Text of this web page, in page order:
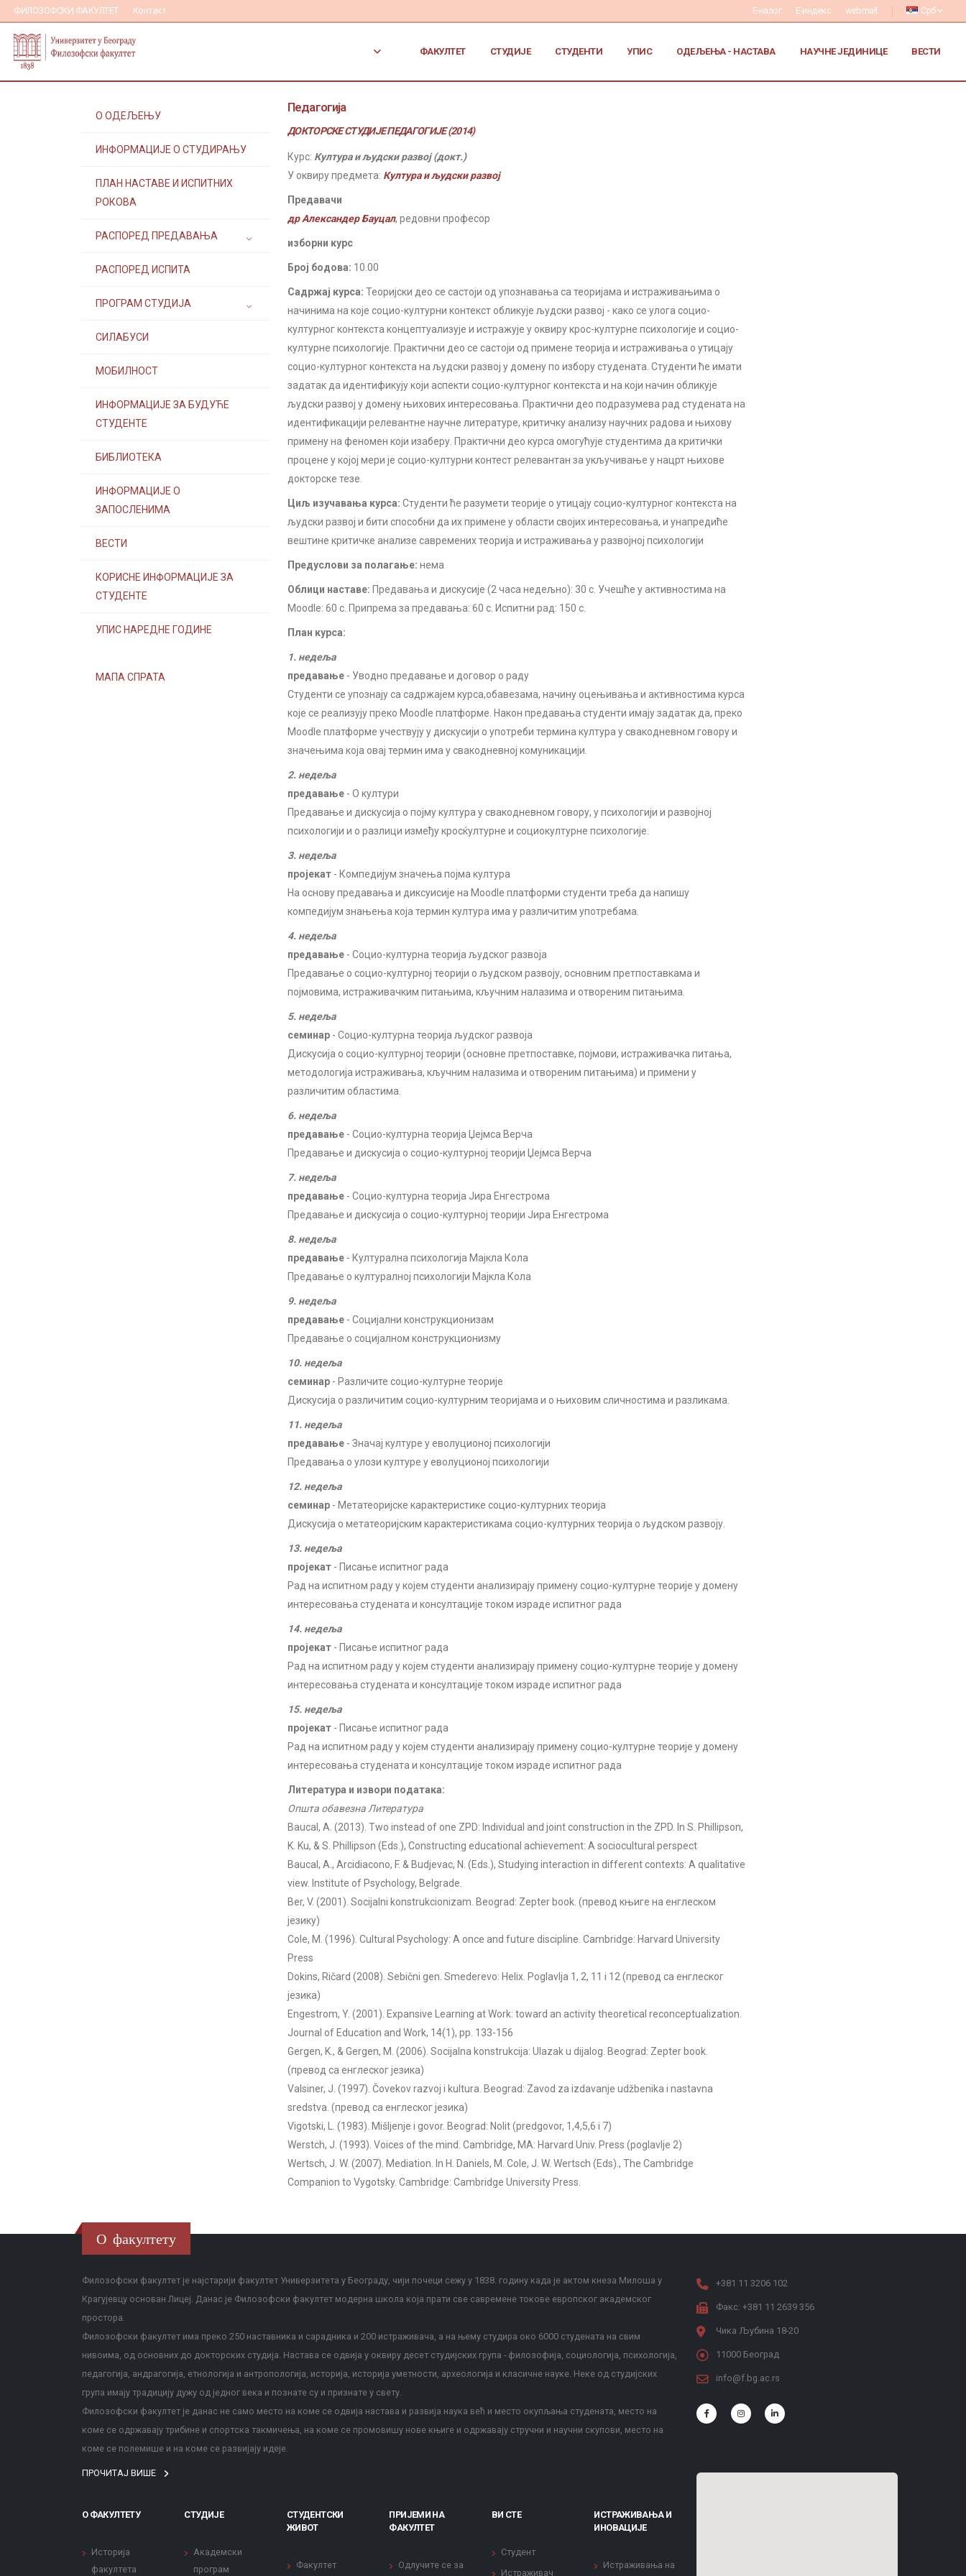
ФИЛОЗОФСКИ ФАКУЛТЕТ Контакт Е-налог Е-индекс webmail Срб
ФАКУЛТЕТ СТУДИЈЕ СТУДЕНТИ УПИС ОДЕЉЕЊА - НАСТАВА НАУЧНЕ ЈЕДИНИЦЕ ВЕСТИ
О ОДЕЉЕЊУ
ИНФОРМАЦИЈЕ О СТУДИРАЊУ
ПЛАН НАСТАВЕ И ИСПИТНИХ
РОКОВА
РАСПОРЕД ПРЕДАВАЊА
РАСПОРЕД ИСПИТА
ПРОГРАМ СТУДИЈА
СИЛАБУСИ
МОБИЛНОСТ
ИНФОРМАЦИЈЕ ЗА БУДУЋЕ
СТУДЕНТЕ
БИБЛИОТЕКА
ИНФОРМАЦИЈЕ О
ЗАПОСЛЕНИМА
ВЕСТИ
КОРИСНЕ ИНФОРМАЦИЈЕ ЗА
СТУДЕНТЕ
УПИС НАРЕДНЕ ГОДИНЕ
МАПА СПРАТА
Педагогија
ДОКТОРСКЕ СТУДИЈЕ ПЕДАГОГИЈЕ (2014)
Курс: Култура и људски развој (докт.)
У оквиру предмета: Култура и људски развој
Предавачи
др Александер Бауцал, редовни професор
изборни курс
Број бодова: 10.00
Садржај курса: Теоријски део се састоји од упознавања са теоријама и истраживањима о
начинима на које социо-културни контекст обликује људски развој - како се улога социо-
културног контекста концептуализује и истражује у оквиру крос-културне психологије и социо-
културне психологије. Практични део се састоји од примене теорија и истраживања о утицају
социо-културног контекста на људски развој у домену по избору студената. Студенти ће имати
задатак да идентификују који аспекти социо-културног контекста и на који начин обликује
људски развој у домену њихових интересовања. Практични део подразумева рад студената на
идентификацији релевантне научне литературе, критичку анализу научних радова и њихову
примену на феномен који изаберу. Практични део курса омогућује студентима да критички
процене у којој мери је социо-културни контест релевантан за укључивање у нацрт њихове
докторске тезе.
Циљ изучавања курса: Студенти ће разумети теорије о утицају социо-културног контекста на
људски развој и бити способни да их примене у области својих интересовања, и унапредиће
вештине критичке анализе савремених теорија и истраживања у развојној психологији
Предуслови за полагање: нема
Облици наставе: Предавања и дискусије (2 часа недељно): 30 с. Учешће у активностима на
Moodle: 60 с. Припрема за предавања: 60 с. Испитни рад: 150 с.
План курса:
1. недеља
предавање - Уводно предавање и договор о раду
Студенти се упознају са садржајем курса,обавезама, начину оцењивања и активностима курса
које се реализују преко Moodle платформе. Након предавања студенти имају задатак да, преко
Moodle платформе учествују у дискусији о употреби термина култура у свакодневном говору и
значењима која овај термин има у свакодневној комуникацији.
2. недеља
предавање - О култури
Предавање и дискусија о појму култура у свакодневном говору, у психологији и развојној
психологији и о разлици између кросќултурне и социокултурне психологије.
3. недеља
пројекат - Компедијум значења појма култура
На основу предавања и диксуисије на Moodle платформи студенти треба да напишу
компедијум знањења која термин култура има у различитим употребама.
4. недеља
предавање - Социо-културна теорија људског развоја
Предавање о социо-културној теорији о људском развоју, основним претпоставкама и
појмовима, истраживачким питањима, кључним налазима и отвореним питањима.
5. недеља
семинар - Социо-културна теорија људског развоја
Дискусија о социо-културној теорији (основне претпоставке, појмови, истраживачка питања,
методологија истраживања, кључним налазима и отвореним питањима) и примени у
различитим областима.
6. недеља
предавање - Социо-културна теорија Џејмса Верча
Предавање и дискусија о социо-културној теорији Џејмса Верча
7. недеља
предавање - Социо-културна теорија Јира Енгестрома
Предавање и дискусија о социо-културној теорији Јира Енгестрома
8. недеља
предавање - Културална психологија Мајкла Кола
Предавање о културалној психологији Мајкла Кола
9. недеља
предавање - Социјални конструкционизам
Предавање о социјалном конструкционизму
10. недеља
семинар - Различите социо-културне теорије
Дискусија о различитим социо-културним теоријама и о њиховим сличностима и разликама.
11. недеља
предавање - Значај културе у еволуционој психологији
Предавања о улози културе у еволуционој психологији
12. недеља
семинар - Метатеоријске карактеристике социо-културних теорија
Дискусија о метатеоријским карактеристикама социо-културних теорија о људском развоју.
13. недеља
пројекат - Писање испитног рада
Рад на испитном раду у којем студенти анализирају примену социо-културне теорије у домену
интересовања студената и консултације током израде испитног рада
14. недеља
пројекат - Писање испитног рада
Рад на испитном раду у којем студенти анализирају примену социо-културне теорије у домену
интересовања студената и консултације током израде испитног рада
15. недеља
пројекат - Писање испитног рада
Рад на испитном раду у којем студенти анализирају примену социо-културне теорије у домену
интересовања студената и консултације током израде испитног рада
Литература и извори података:
Општа обавезна Литература
Baucal, A. (2013). Two instead of one ZPD: Individual and joint construction in the ZPD. In S. Phillipson,
K. Ku, & S. Phillipson (Eds.), Constructing educational achievement: A sociocultural perspect
Baucal, A., Arcidiacono, F. & Budjevac, N. (Eds.), Studying interaction in different contexts: A qualitative
view. Institute of Psychology, Belgrade.
Ber, V. (2001). Socijalni konstrukcionizam. Beograd: Zepter book. (превод књиге на енглеском
језику)
Cole, M. (1996). Cultural Psychology: A once and future discipline. Cambridge: Harvard University
Press
Dokins, Ričard (2008). Sebični gen. Smederevo: Helix. Poglavlja 1, 2, 11 i 12 (превод са енглеског
језика)
Engestrom, Y. (2001). Expansive Learning at Work: toward an activity theoretical reconceptualization.
Journal of Education and Work, 14(1), pp. 133-156
Gergen, K., & Gergen, M. (2006). Socijalna konstrukcija: Ulazak u dijalog. Beograd: Zepter book.
(превод са енглеског језика)
Valsiner, J. (1997). Čovekov razvoj i kultura. Beograd: Zavod za izdavanje udžbenika i nastavna
sredstva. (превод са енглеског језика)
Vigotski, L. (1983). Mišljenje i govor. Beograd: Nolit (predgovor, 1,4,5,6 i 7)
Werstch, J. (1993). Voices of the mind. Cambridge, MA: Harvard Univ. Press (poglavlje 2)
Wertsch, J. W. (2007). Mediation. In H. Daniels, M. Cole, J. W. Wertsch (Eds)., The Cambridge
Companion to Vygotsky. Cambridge: Cambridge University Press.
О факултету
Филозофски факултет је најстарији факултет Универзитета у Београду, чији почеци сежу у 1838. годину када је актом кнеза Милоша у
Крагујевцу основан Лицеј. Данас је Филозофски факултет модерна школа која прати све савремене токове европског академског
простора.
Филозофски факултет има преко 250 наставника и сарадника и 200 истраживача, а на њему студира око 6000 студената на свим
нивоима, од основних до докторских студија. Настава се одвија у оквиру десет студијских група - филозофија, социологија, психологија,
педагогија, андрагогија, етнологија и антропологија, историја, историја уметности, археологија и класичне науке. Неке од студијских
група имају традицију дужу од једног века и познате су и признате у свету.
Филозофски факултет је данас не само место на коме се одвија настава и развија наука већ и место окупљања студената, место на
коме се одржавају трибине и спортска такмичења, на коме се промовишу нове књиге и одржавају стручни и научни скупови, место на
коме се полемише и на коме се развијају идеје.
ПРОЧИТАЈ ВИШЕ
О ФАКУЛТЕТУ
Историја
факултета
СТУДИЈЕ
Академски
програм
СТУДЕНТСКИ
ЖИВОТ
Факултет
ПРИЈЕМИ НА
ФАКУЛТЕТ
Одлучите се за
ВИ СТЕ
Студент
Истраживач
ИСТРАЖИВАЊА И
ИНОВАЦИЈЕ
Истраживања на
+381 11 3206 102
Факс: +381 11 2639 356
Чика Љубина 18-20
11000 Београд
info@f.bg.ac.rs